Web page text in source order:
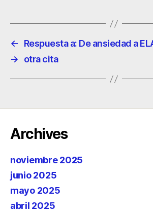
←
Respuesta a: De ansiedad a
→
otra cita
Archives
noviembre 2025
junio 2025
mayo 2025
abril 2025